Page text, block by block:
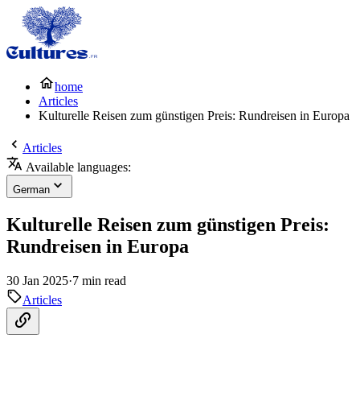
home
Articles
Kulturelle Reisen zum günstigen Preis: Rundreisen in Europa
Articles
Available languages:
German
Kulturelle Reisen zum günstigen Preis:
Rundreisen in Europa
30 Jan 2025·7 min read
Articles